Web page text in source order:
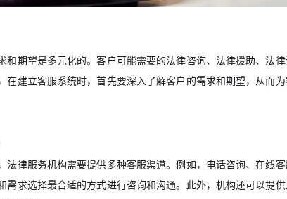
和期望是多元化的。客户可能需要的法律咨询、法律援助、法
在建立客服系统时，首先要深入了解客户的需求和期望，从而
法律服务机构需要提供多种客服渠道。例如，电话咨询、在线客
需求选择最合适的方式进行咨询和沟通。此外，机构还可以提